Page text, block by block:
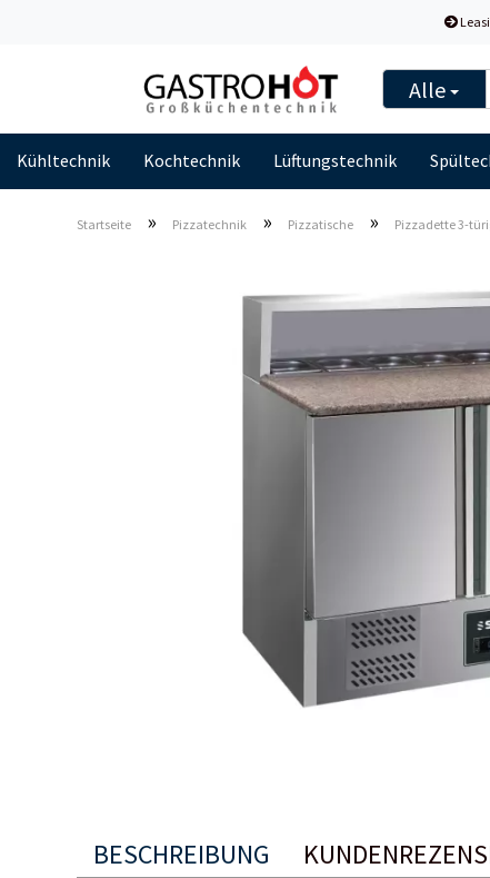
Alle
Kühltechnik Kochtechnik Lüftungstechnik
Startseite » Pizzatechnik » Pizzatische » Pizzadette 3-
BESCHREIBUNG